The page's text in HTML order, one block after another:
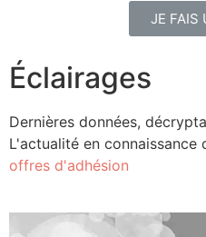
JE FAIS
Éclairages
Dernières données,
L'actualité en connaissance
offres d'adhésion